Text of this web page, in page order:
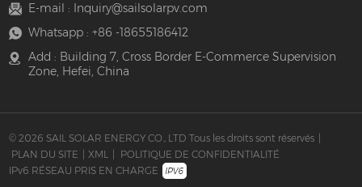
E-mail :
Inquiry@sailsolarpv.com
Whatsapp : +86 -18655186412
Add : Building 7, Cross Border E-Commerce Supervision
Zone, Hefei, China
© 2026 SAIL SOLAR ENERGY CO., LTD Tous les droits sont réservés |
PLAN DU SITE | XML | POLITIQUE DE CONFIDENTIALITÉ
IPv6 RÉSEAU PRIS EN CHARGE